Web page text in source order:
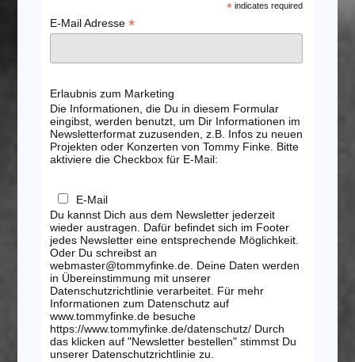
* indicates required
E-Mail Adresse *
Erlaubnis zum Marketing
Die Informationen, die Du in diesem Formular
eingibst, werden benutzt, um Dir Informationen im
Newsletterformat zuzusenden, z.B. Infos zu neuen
Projekten oder Konzerten von Tommy Finke. Bitte
aktiviere die Checkbox für E-Mail:
E-Mail
Du kannst Dich aus dem Newsletter jederzeit
wieder austragen. Dafür befindet sich im Footer
jedes Newsletter eine entsprechende Möglichkeit.
Oder Du schreibst an
webmaster@tommyfinke.de. Deine Daten werden
in Übereinstimmung mit unserer
Datenschutzrichtlinie verarbeitet. Für mehr
Informationen zum Datenschutz auf
www.tommyfinke.de besuche
https://www.tommyfinke.de/datenschutz/ Durch
das klicken auf "Newsletter bestellen" stimmst Du
unserer Datenschutzrichtlinie zu.